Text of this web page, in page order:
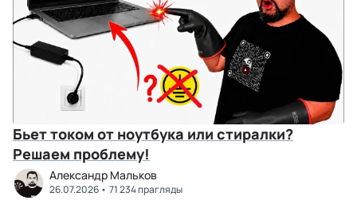
Бьет током от ноутбука или стиралки?
Решаем проблему!
Александр Мальков
26.07.2026 71 234 прагляды